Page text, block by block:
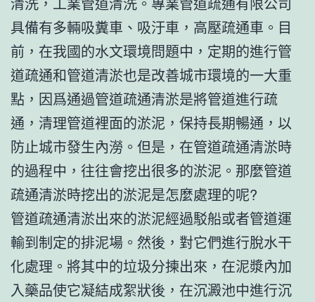
具備有多輛吸糞車、吸汙車，高壓疏通車。目
前，在我國的水文環境問題中，定期的進行管
道疏通和管道清淤也是改善城市環境的一大重
點，因爲通過管道疏通清淤是將管道進行疏
通，清理管道裡面的淤泥，保持長期暢通，以
防止城市發生內澇。但是，在管道疏通清淤時
的過程中，往往會挖出很多的淤泥。那麼管道
疏通清淤時挖出的淤泥是怎麼處理的呢?
管道疏通清淤出來的淤泥經過駁船或者管道運
輸到制定的排泥場。然後，對它們進行脫水干
化處理。將其中的垃圾分揀出來，在泥漿內加
入藥品使它凝結成絮狀後，在沉澱池中進行沉